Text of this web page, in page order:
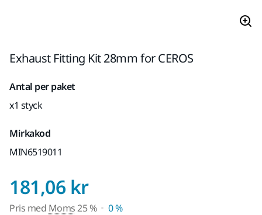
Exhaust Fitting Kit 28mm for CEROS
Antal per paket
x1 styck
Mirkakod
MIN6519011
181,06 krPris med Moms 25
Pris med Moms25 %
0 %